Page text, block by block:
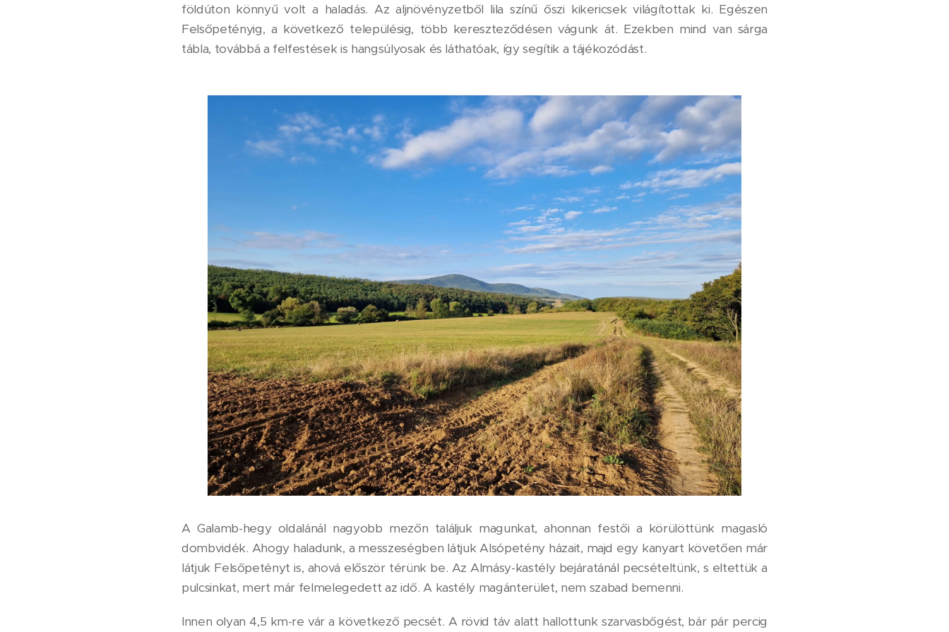
földúton könnyű volt a haladás. Az aljnövényzetből lila színű őszi kikericsek világítottak ki. Egészen
Felsőpetényig, a következő településig, több kereszteződésen vágunk át. Ezekben mind van sárga
tábla, továbbá a felfestések is hangsúlyosak és láthatóak, így segítik a tájékozódást.
A Galamb-hegy oldalánál nagyobb mezőn találjuk magunkat, ahonnan festői a körülöttünk magasló
dombvidék. Ahogy haladunk, a messzeségben látjuk Alsópetény házait, majd egy kanyart követően már
látjuk Felsőpetényt is, ahová először térünk be. Az Almásy-kastély bejáratánál pecsételtünk, s eltettük a
pulcsinkat, mert már felmelegedett az idő. A kastély magánterület, nem szabad bemenni.
Innen olyan 4,5 km-re vár a következő pecsét. A rövid táv alatt hallottunk szarvasbőgést, bár pár percig